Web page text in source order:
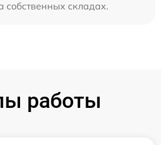
собственных складах.
работы